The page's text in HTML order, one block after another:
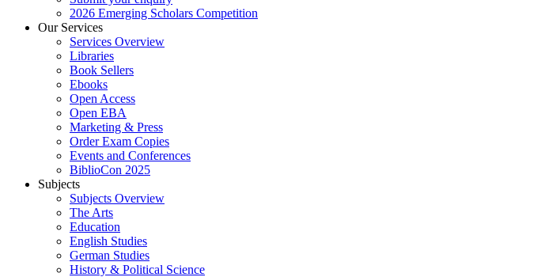
2026 Emerging Scholars Competition
Our Services
Services Overview
Libraries
Book Sellers
Ebooks
Open Access
Open EBA
Marketing & Press
Order Exam Copies
Events and Conferences
BiblioCon 2025
Subjects
Subjects Overview
The Arts
Education
English Studies
German Studies
History & Political Science